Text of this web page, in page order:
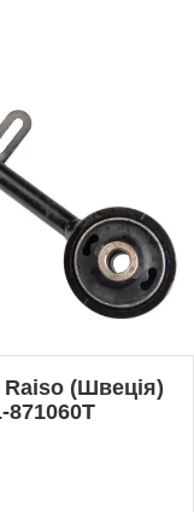
Raiso (Швеція)
871060T